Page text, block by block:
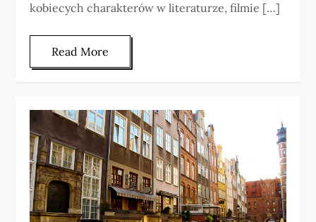
kobiecych charakterów w literaturze, filmie […]
Read More